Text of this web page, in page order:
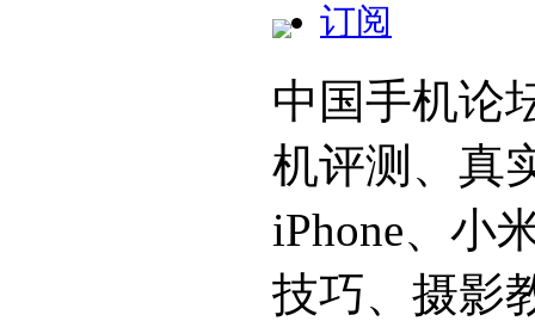
订阅
中国手机论
机评测、真
iPhone、小
技巧、摄影